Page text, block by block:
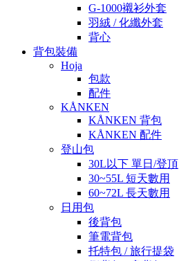
G-1000襯衫外套
羽絨 / 化纖外套
背心
背包裝備
Hoja
包款
配件
KÅNKEN
KÅNKEN 背包
KÅNKEN 配件
登山包
30L以下 單日/登頂
30~55L 短天數用
60~72L 長天數用
日用包
後背包
筆電背包
托特包 / 旅行提袋